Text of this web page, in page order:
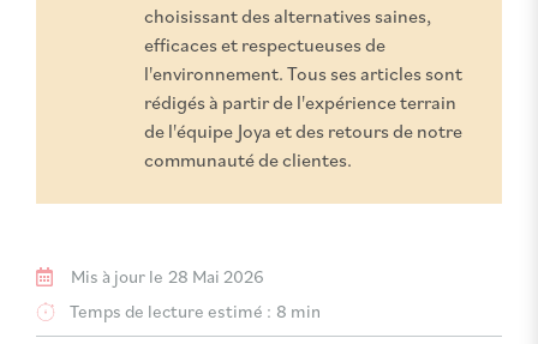
choisissant des alternatives saines,
efficaces et respectueuses de
l'environnement. Tous ses articles sont
rédigés à partir de l'expérience terrain
de l'équipe Joya et des retours de notre
communauté de clientes.
Mis à jour le 28 Mai 2026
Temps de lecture estimé : 8 min